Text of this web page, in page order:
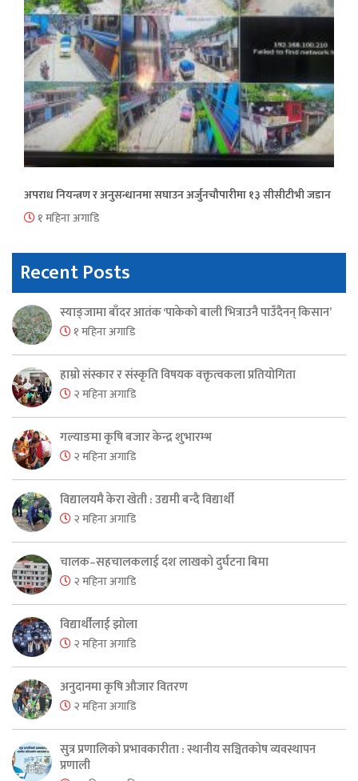
अपराध नियन्त्रण र अनुसन्धानमा सघाउन अर्जुनचौपारीमा १३ सीसीटीभी जडान
१ महिना अगाडि
Recent Posts
स्याङ्जामा बाँदर आतंक ‘पाकेको बाली भित्राउनै पाउँदैनन् किसान’
१ महिना अगाडि
हाम्रो संस्कार र संस्कृति विषयक वक्तृत्वकला प्रतियोगिता
२ महिना अगाडि
गल्याङमा कृषि बजार केन्द्र शुभारम्भ
२ महिना अगाडि
विद्यालयमै केरा खेती : उद्यमी बन्दै विद्यार्थी
२ महिना अगाडि
चालक–सहचालकलाई दश लाखको दुर्घटना बिमा
२ महिना अगाडि
विद्यार्थीलाई झोला
२ महिना अगाडि
अनुदानमा कृषि औजार वितरण
२ महिना अगाडि
सुत्र प्रणालिको प्रभावकारीता : स्थानीय सञ्चितकोष व्यवस्थापन
प्रणाली